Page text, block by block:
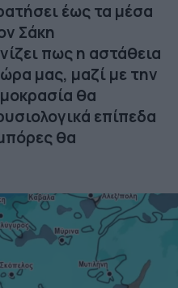
έως τα μέσα
Σάκη
πως η αστάθεια
μας, μαζί με την
θα
επίπεδα
θα